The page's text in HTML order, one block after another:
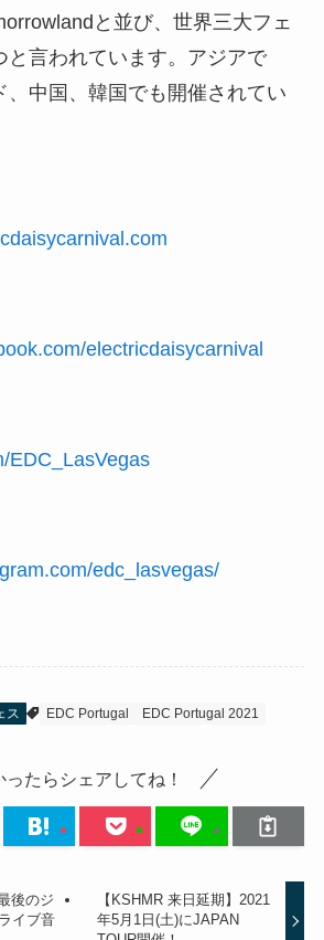
と並び、世界三大フェ
と言われています。アジアで
、中国、韓国でも開催されてい
electricdaisycarnival
EDC_LasVegas
edc_lasvegas/
ス EDC Portugal EDC Portugal 2021
ったらシェアしてね！
後のジ
イブ音
【KSHMR 来日延期】2021
年5月1日(土)にJAPAN